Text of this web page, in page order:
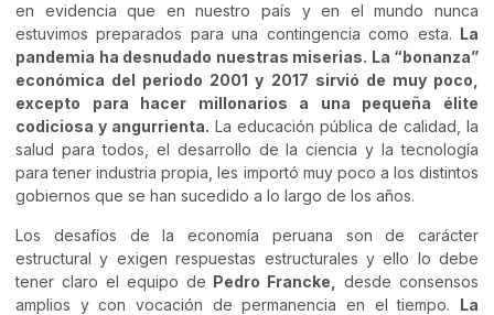
en evidencia que en nuestro país y en el mundo nunca
estuvimos preparados para una contingencia como esta.
La
pandemia ha desnudado nuestras miserias. La “bonanza”
económica del periodo 2001 y 2017 sirvió de muy poco,
excepto para hacer millonarios a una pequeña élite
codiciosa y angurrienta. La educación pública de calidad, la
salud para todos, el desarrollo de la ciencia y la tecnología
para tener industria propia, les importó muy poco a los distintos
gobiernos que se han sucedido a lo largo de los años.
Los desafíos de la economía peruana son de carácter
estructural y exigen respuestas estructurales y ello lo debe
tener claro el equipo de Pedro Francke,
desde consensos
amplios y con vocación de permanencia en el tiempo. La